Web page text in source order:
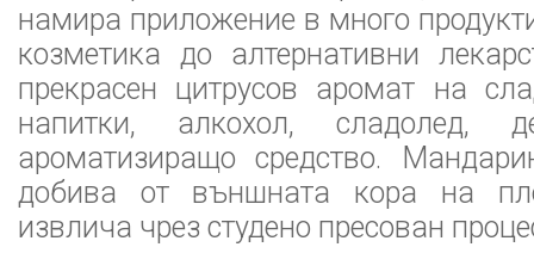
намира приложение в много
козметика до алтернативни
прекрасен цитрусов аромат на
напитки, алкохол, сладолед,
ароматизиращо средство.
добива от външната кора на
извлича чрез студено пресован